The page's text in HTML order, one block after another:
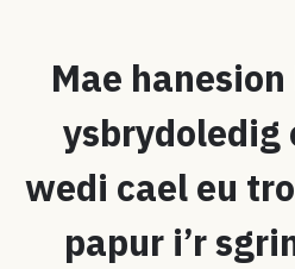
Mae
ysbrydoledig
wedi cael eu
papur i’r